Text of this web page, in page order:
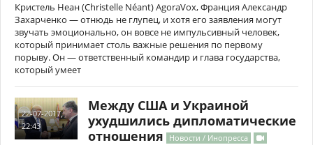
Кристель Неан (Christelle Néant) AgoraVox, Франция Александр
Захарченко — отнюдь не глупец, и хотя его заявления могут
звучать эмоционально, он вовсе не импульсивный человек,
который принимает столь важные решения по первому
порыву. Он — ответственный командир и глава государства,
который умеет
22-07-2017,
22:43
Между США и Украиной
ухудшились дипломатические
отношения
Новости / Инопресса